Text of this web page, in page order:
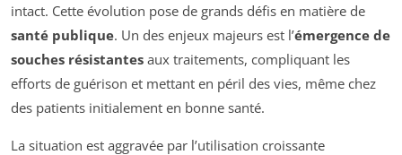
intact. Cette évolution pose de grands défis en matière de
santé publique. Un des enjeux majeurs est l’émergence de
souches résistantes aux traitements, compliquant les
efforts de guérison et mettant en péril des vies, même chez
des patients initialement en bonne santé.
La situation est aggravée par l’utilisation croissante